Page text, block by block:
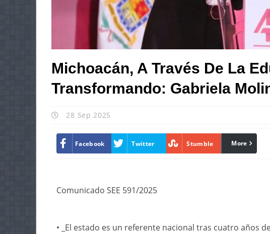
Michoacán, A Través De La
Transformando: Gabriela
28 Sep 2025
Facebook Twitter Stumble linkedin
More
Comunicado SEE 591/2025
• _El estado es un referente nacional tras cuatro años